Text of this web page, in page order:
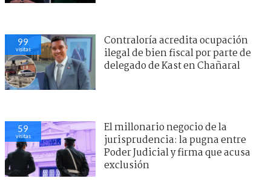
99
visitas
Contraloría acredita ocupación
ilegal de bien fiscal por parte de
delegado de Kast en Chañaral
59
visitas
El millonario negocio de la
jurisprudencia: la pugna entre
Poder Judicial y firma que acusa
exclusión